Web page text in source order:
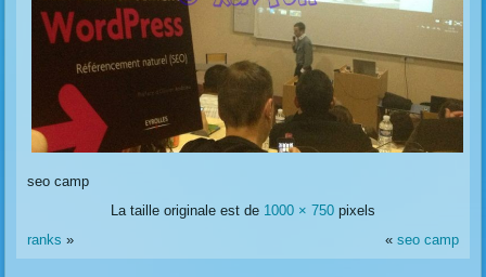
seo camp
La taille originale est de 1000 × 750 pixels
ranks » « seo camp